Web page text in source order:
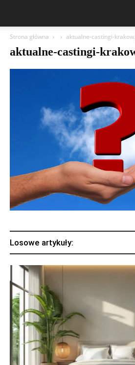
Strona główna aktualne-castingi-
aktualne-castingi-
Losowe artykuły: